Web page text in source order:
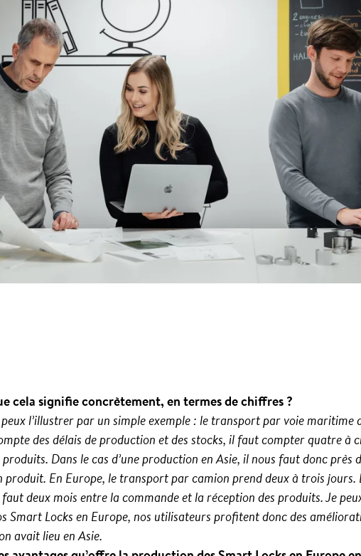
cela signifie concrètement, en termes de chiffres ?
l’illustrer par un simple exemple : le transport par voie maritime
des délais de production et des stocks, il faut compter quatre à
Dans le cas d’une production en Asie, il nous faut donc
produit. En Europe, le transport par camion prend deux à trois jours.
deux mois entre la commande et la réception des produits. Je
Smart Locks en Europe, nos utilisateurs profitent donc des
avait lieu en Asie.